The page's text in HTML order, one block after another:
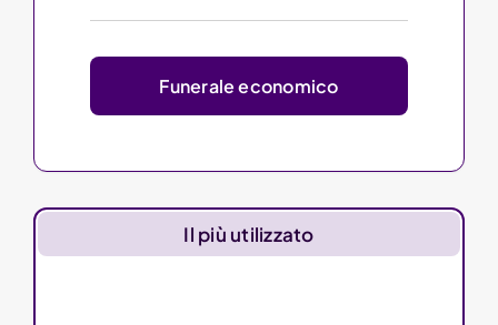
Funerale economico
Il più utilizzato